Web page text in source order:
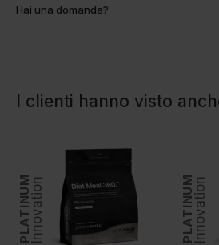
Hai una domanda?
I clienti hanno visto
PLATINUMInnovation PLATINUMInnovation